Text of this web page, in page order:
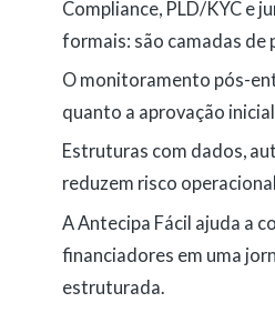
Compliance, PLD/KYC e
formais: são camadas
O monitoramento pós-
quanto a aprovação
Estruturas com dados,
reduzem risco
A Antecipa Fácil ajuda a
financiadores em uma
estruturada.